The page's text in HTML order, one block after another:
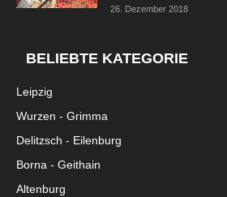
26. Dezember 2018
BELIEBTE KATEGORIE
Leipzig
Wurzen - Grimma
Delitzsch - Eilenburg
Borna - Geithain
Altenburg